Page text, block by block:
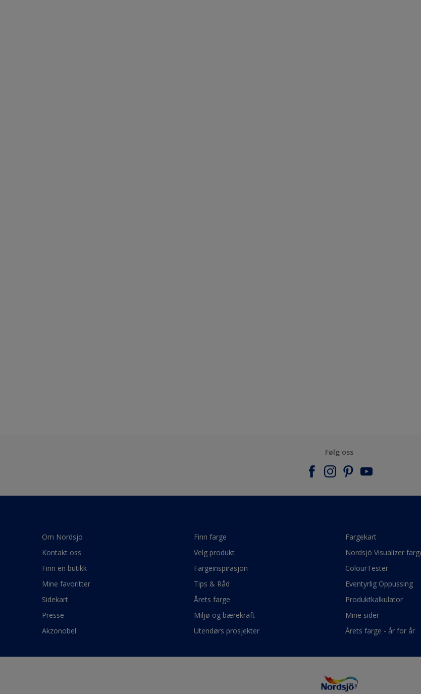
Følg oss
Om Nordsjö
Kontakt oss
Finn en butikk
Mine favoritter
Sidekart
Presse
Akzonobel
Finn farge
Velg produkt
Fargeinspirasjon
Tips & Råd
Årets farge
Miljø og bærekraft
Utendørs prosjekter
Fargekart
Nordsjö Visualizer
ColourTester
Eventyrlig Oppussing
Produktkalkulator
Mine sider
Årets farge - år for år